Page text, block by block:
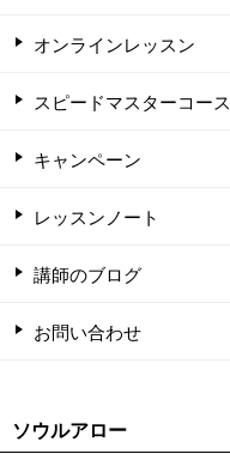
オンラインレッスン
スピードマスターコース
キャンペーン
レッスンノート
講師のブログ
お問い合わせ
ソウルアロー